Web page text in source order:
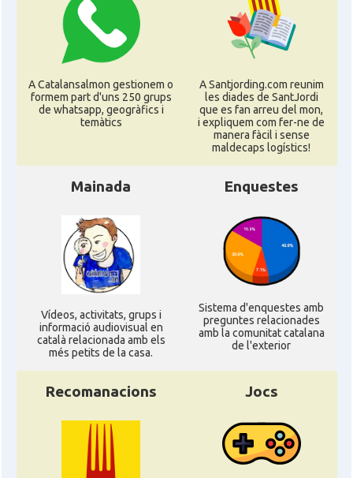
A Catalansalmon gestionem o
formem part d'uns 250 grups
de whatsapp, geogràfics i
temàtics
A Santjording.com reunim
les diades de SantJordi
que es fan arreu del mon,
i expliquem com fer-ne de
manera fàcil i sense
maldecaps logí­stics!
Mainada
Ví­deos, activitats, grups i
informació audiovisual en
català relacionada amb els
més petits de la casa.
Enquestes
Sistema d'enquestes amb
preguntes relacionades
amb la comunitat catalana
de l'exterior
Recomanacions Jocs